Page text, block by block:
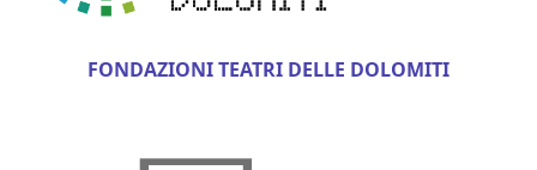
FONDAZIONI TEATRI DELLE DOLOMITI